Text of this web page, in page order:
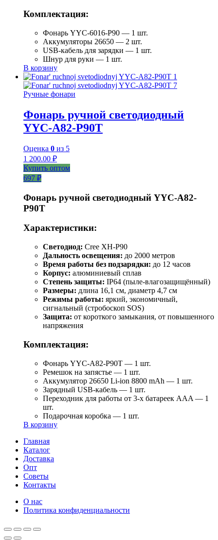
Комплектация:
Фонарь YYC-6016-P90 — 1 шт.
Аккумуляторы 26650 — 2 шт.
USB-кабель для зарядки — 1 шт.
Шнур для руки — 1 шт.
В корзину
Ручные фонари
Фонарь ручной светодиодный
YYC-A82-P90T
Оценка 0 из 5
1 200.00 ₽
Купить оптом
697 ₽
Фонарь ручной светодиодный YYC-A82-
P90T
Характеристики:
Светодиод: Cree XH-P90
Дальность освещения: до 2000 метров
Время работы без подзарядки: до 12 часов
Корпус: алюминиевый сплав
Степень защиты: IP64 (пыле-влагозащищённый)
Размеры: длина 16,1 см, диаметр 4,7 см
Режимы работы: яркий, экономичный,
сигнальный (стробоскоп SOS)
Защита: от короткого замыкания, от повышенного
напряжения
Комплектация:
Фонарь YYC-A82-P90T — 1 шт.
Ремешок на запястье — 1 шт.
Аккумулятор 26650 Li-ion 8800 mAh — 1 шт.
Зарядный USB-кабель — 1 шт.
Переходник для работы от 3-х батареек AAA — 1
шт.
Подарочная коробка — 1 шт.
В корзину
Главная
Каталог
Доставка
Опт
Советы
Контакты
О нас
Политика конфиденциальности